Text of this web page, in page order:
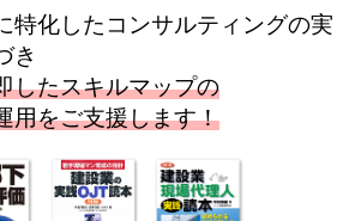
特化したコンサルティングの実
き
したスキルマップの
用をご支援します！